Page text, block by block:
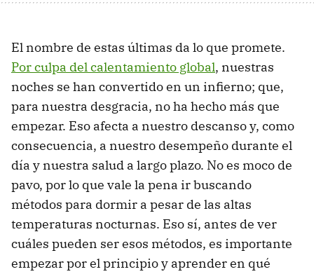
El nombre de estas últimas da lo que promete.
Por culpa del calentamiento global, nuestras
noches se han convertido en un infierno; que,
para nuestra desgracia, no ha hecho más que
empezar. Eso afecta a nuestro descanso y, como
consecuencia, a nuestro desempeño durante el
día y nuestra salud a largo plazo. No es moco de
pavo, por lo que vale la pena ir buscando
métodos para dormir a pesar de las altas
temperaturas nocturnas. Eso sí, antes de ver
cuáles pueden ser esos métodos, es importante
empezar por el principio y aprender en qué